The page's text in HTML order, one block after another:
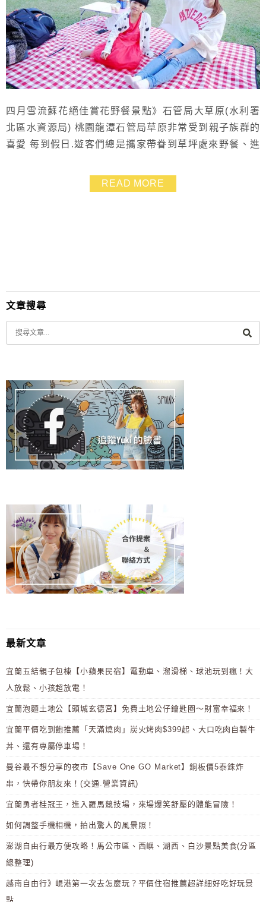
四月雪流蘇花絕佳賞花野餐景點》石管局大草原(水利署
北區水資源局) 桃園龍潭石管局草原非常受到親子族群的
喜愛 每到假日.遊客們總是攜家帶眷到草坪處來野餐、進
能玩得相當開心 加上附近好停車.更是適合帶著長輩來享
受陽光 跟朋友們約親子趴也不錯！ 每到四月.流蘇花盛開
READ MORE
文章搜尋
最新文章
宜蘭五結親子包棟【小蘋果民宿】電動車、溜滑梯、球池玩到瘋！大
人放鬆、小孩超放電！
宜蘭泡麵土地公【頭城玄德宮】免費土地公仔鑰匙圈～財富幸福來！
宜蘭平價吃到飽推薦「天滿燒肉」炭火烤肉$399起、大口吃肉自製牛
丼、還有專屬停車場！
曼谷最不想分享的夜市【Save One GO Market】銅板價5泰銖炸
串，快帶你朋友來！(交通.營業資訊)
宜蘭勇者桂冠王，進入羅馬競技場，來場爆笑舒壓的體能冒險！
如何調整手機相機，拍出驚人的風景照！
澎湖自由行最方便攻略！馬公市區、西嶼、湖西、白沙景點美食(分區
總整理)
越南自由行》峴港第一次去怎麼玩？平價住宿推薦超詳細好吃好玩景
點